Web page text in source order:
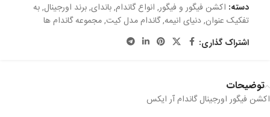
دسته: اکشن فیگور و فیگور, انواع گاندام,باندای,برند اورجینال,به
تفکیک عنوان,دنیای انیمه,گاندام مدل کیت,مجموعه گاندام ها
اشتراک گذاری:
توضیحات
اکشن فیگور اورجینال گاندام آر ایکس